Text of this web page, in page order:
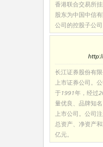
香港联合交易所
股东为中国中信
公司的控股子公
长江证券股份有
上市证券公司。
于1991年，经过
量优良、品牌知
上市公司。公司
总资产、净资产
亿元。